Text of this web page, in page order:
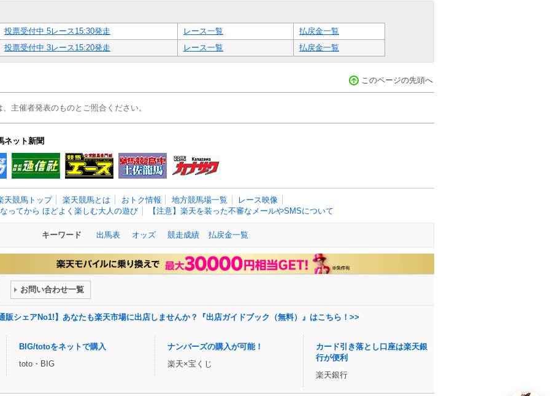
投票受付中 5レース15:30発走 レース一覧
払戻金一覧
投票受付中 3レース15:20発走 レース一覧 払戻金一覧
このページの先頭へ
主催者発表のものとご照合ください。
ネット新聞
天競馬トップ 楽天競馬とは おトク情報 地方競馬場一覧
レース映像
ってから ほどよく楽しむ大人の遊び
【注意】楽天を装った不審なメールやSMSについて
キーワード 出馬表 オッズ 競走成績 払戻金一覧
お問い合わせ一覧
販シェアNo1!】あなたも楽天市場に出店しませんか？『出店ガイドブック（無料）』はこちら！>>
BIG/totoをネットで購入
toto・BIG
ナンバーズの購入が可能！
楽天×宝くじ
カード引き落とし口座は楽天銀
行が便利
楽天銀行